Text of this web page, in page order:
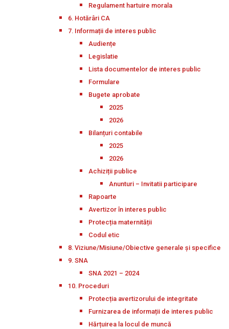
Regulament hartuire morala
6. Hotărâri CA
7. Informații de interes public
Audiențe
Legislatie
Lista documentelor de interes public
Formulare
Bugete aprobate
2025
2026
Bilanțuri contabile
2025
2026
Achiziții publice
Anunturi – Invitatii participare
Rapoarte
Avertizor în interes public
Protecția maternității
Codul etic
8. Viziune/Misiune/Obiective generale și specifice
9. SNA
SNA 2021 – 2024
10. Proceduri
Protecția avertizorului de integritate
Furnizarea de informații de interes public
Hărțuirea la locul de muncă